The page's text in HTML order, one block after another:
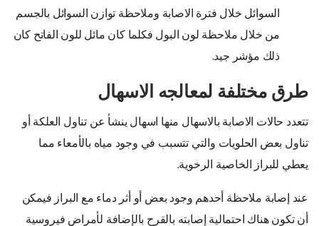
السوائل خلال فترة الاصابة وملاحظة توازن السوائل بالجسم
من خلال ملاحظة لون البول فكلما كان مائل للون الفاتح كان
ذلك مؤشر جيد.
طرق مختلفة لمعالجه الاسهال
تتعدد حالات الاصابة بالاسهال منها اسهال ينشأ عن تناول العلكة أو
تناول بعض الحلويات والتي تتسبب في وجود مياه بالأمعاء مما
يعطي للبراز الخاصية الرخوية.
عند إصابة ملاحظة أحدهم وجود بعض أو أثر دماء مع البراز فيمكن
أن تكون هناك احتمالية إصابته بالقرح بالإضافة لأمراض فيروسية